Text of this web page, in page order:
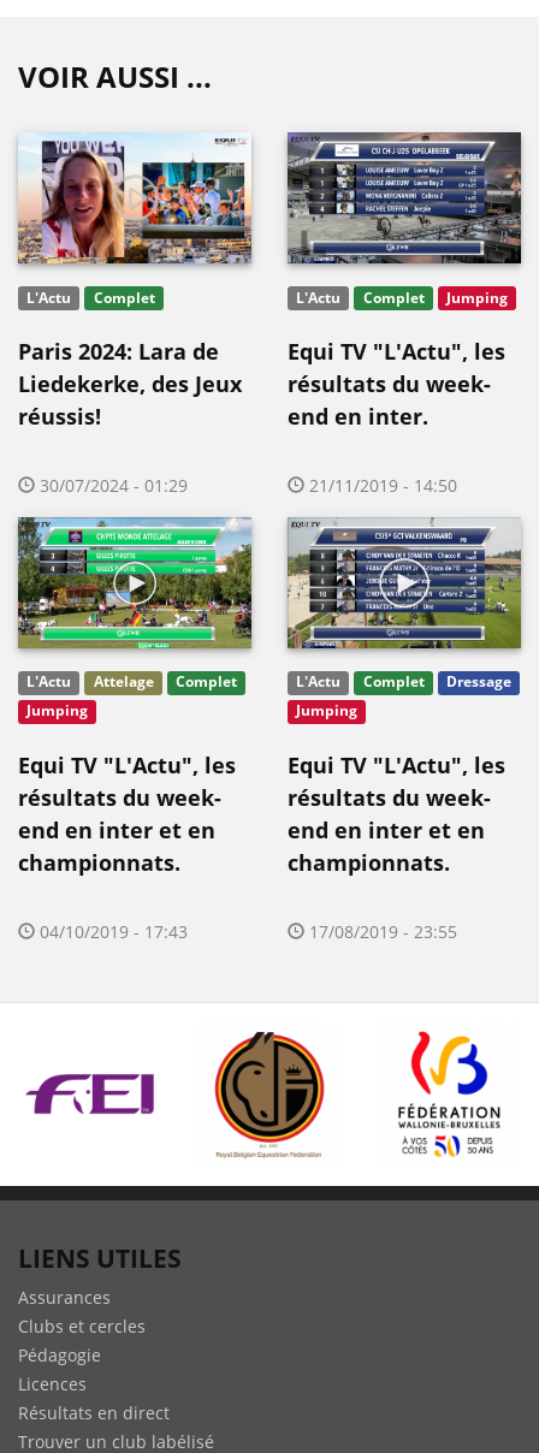
VOIR AUSSI ...
L'Actu Complet
Paris 2024: Lara de
Liedekerke, des Jeux
réussis!
30/07/2024 - 01:29
L'Actu Complet Jumping
Equi TV "L'Actu", les
résultats du week-
end en inter.
21/11/2019 - 14:50
L'Actu Attelage
Complet
Jumping
Equi TV "L'Actu", les
résultats du week-
end en inter et en
championnats.
04/10/2019 - 17:43
L'Actu Complet
Dressage
Jumping
Equi TV "L'Actu", les
résultats du week-
end en inter et en
championnats.
17/08/2019 - 23:55
LIENS UTILES
Assurances
Clubs et cercles
Pédagogie
Licences
Résultats en direct
Trouver un club labélisé